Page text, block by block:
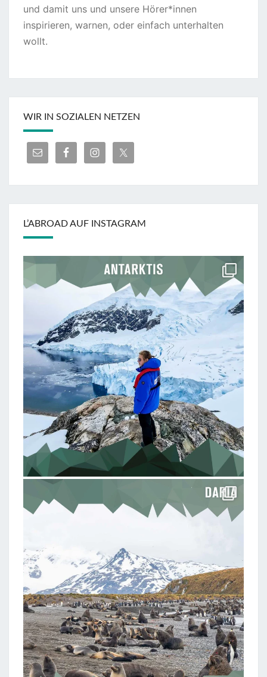
und damit uns und unsere Hörer*innen
inspirieren, warnen, oder einfach unterhalten
wollt.
WIR IN SOZIALEN NETZEN
L’ABROAD AUF INSTAGRAM